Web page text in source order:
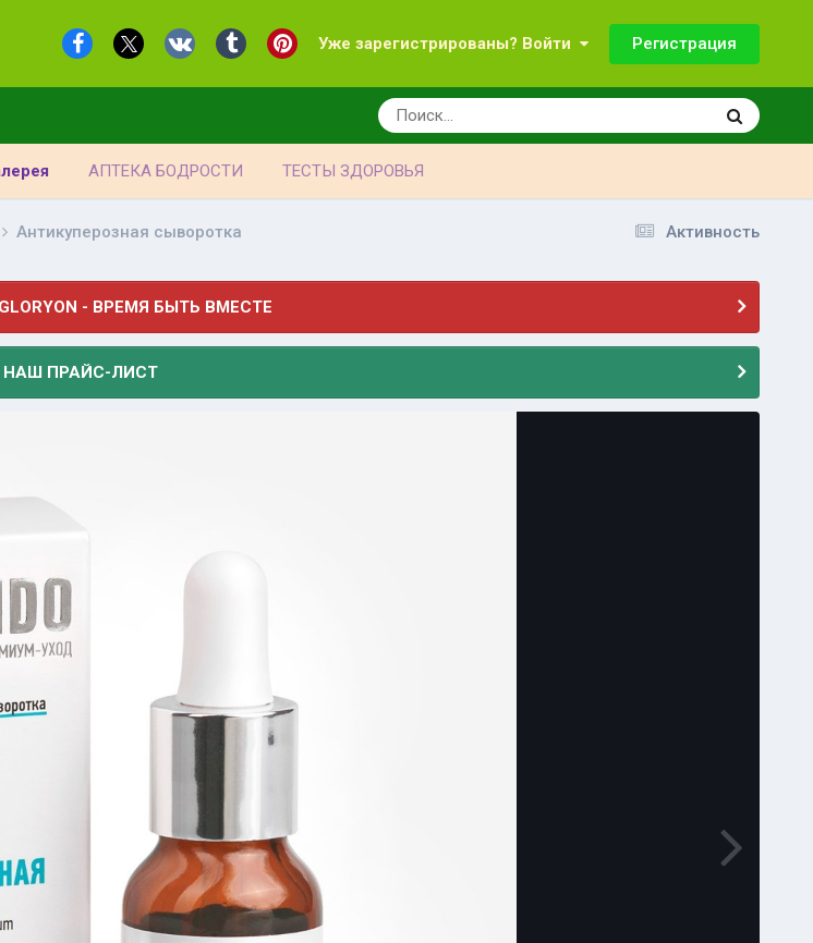
Уже зарегистрированы? Войти Регистрация
АПТЕКА БОДРОСТИ ТЕСТЫ ЗДОРОВЬЯ
Активность
Антикуперозная сыворотка
- ВРЕМЯ БЫТЬ ВМЕСТЕ
НАШ ПРАЙС-ЛИСТ